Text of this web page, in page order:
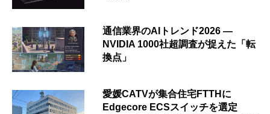
通信業界のAIトレンド2026 ―
NVIDIA 1000社超調査が捉えた「転
換点」
愛媛CATVが集合住宅FTTHに
Edgecore ECSスイッチを選定